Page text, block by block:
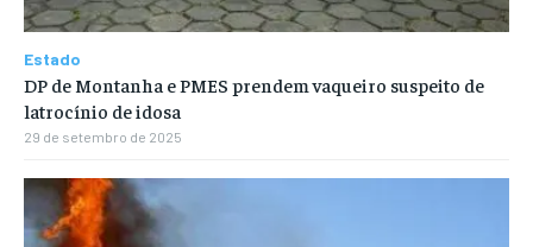
Estado
DP de Montanha e PMES prendem vaqueiro suspeito de
latrocínio de idosa
29 de setembro de 2025